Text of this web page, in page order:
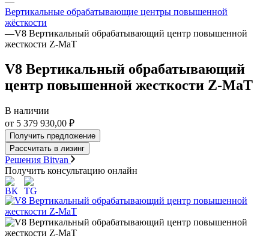
Вертикальные обрабатывающие центры повышенной
жёсткости
—V8 Вертикальный обрабатывающий центр повышенной
жесткости Z-MaT
V8 Вертикальный обрабатывающий
центр повышенной жесткости Z-MaT
В наличии
от 5 379 930,00 ₽
Получить предложение
Рассчитать в лизинг
Решения Bitvan
Получить консультацию онлайн